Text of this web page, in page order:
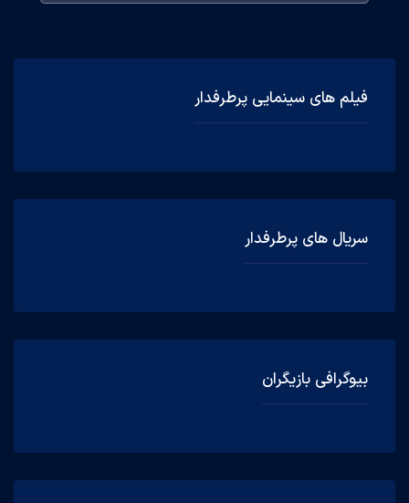
فیلم های سینمایی پرطرفدار
سریال های پرطرفدار
بیوگرافی بازیگران